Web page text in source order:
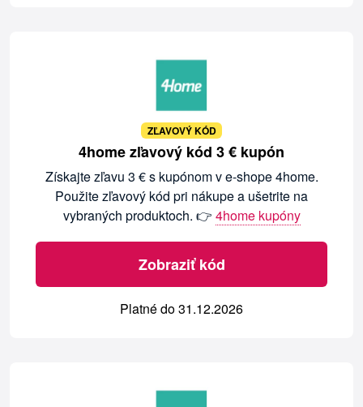
ZĽAVOVÝ KÓD
4home zľavový kód 3 € kupón
Získajte zľavu 3 € s kupónom v e-shope 4home.
Použite zľavový kód pri nákupe a ušetrite na
vybraných produktoch. 👉 4home kupóny
Zobraziť kód
Platné do 31.12.2026